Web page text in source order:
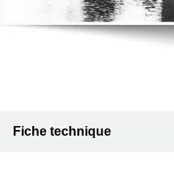
Fiche technique